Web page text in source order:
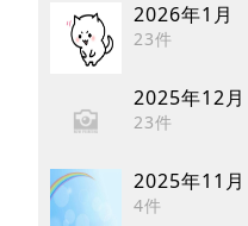
2026年1月
23件
2025年12月
23件
2025年11月
4件